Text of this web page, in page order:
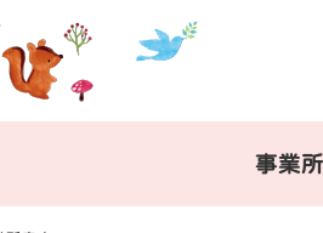
事業